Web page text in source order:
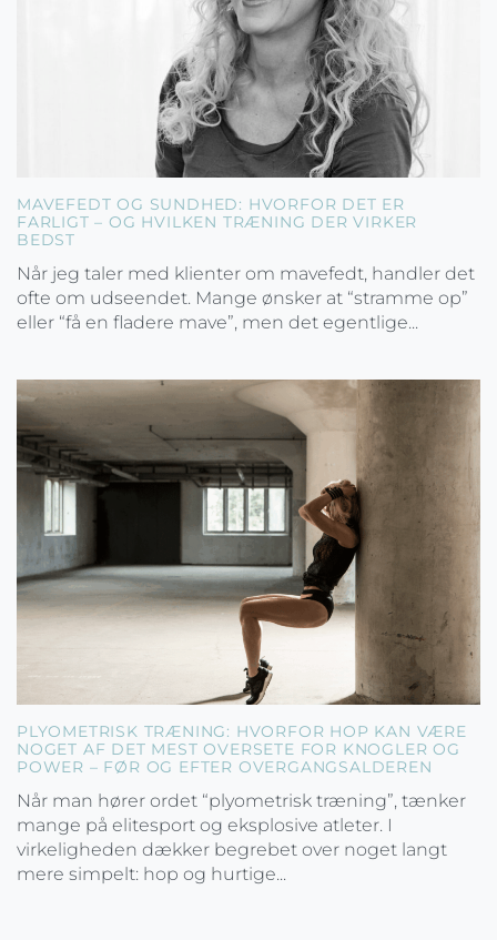
MAVEFEDT OG SUNDHED: HVORFOR DET ER
FARLIGT – OG HVILKEN TRÆNING DER VIRKER
BEDST
Når jeg taler med klienter om mavefedt, handler det
ofte om udseendet. Mange ønsker at “stramme op”
eller “få en fladere mave”, men det egentlige...
PLYOMETRISK TRÆNING: HVORFOR HOP KAN VÆRE
NOGET AF DET MEST OVERSETE FOR KNOGLER OG
POWER – FØR OG EFTER OVERGANGSALDEREN
Når man hører ordet “plyometrisk træning”, tænker
mange på elitesport og eksplosive atleter. I
virkeligheden dækker begrebet over noget langt
mere simpelt: hop og hurtige...